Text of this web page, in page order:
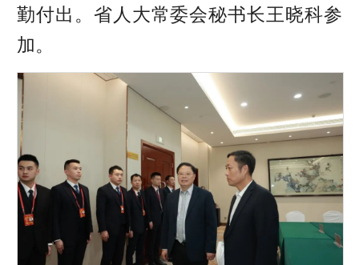
勤付出。省人大常委会秘书长王晓科参
加。